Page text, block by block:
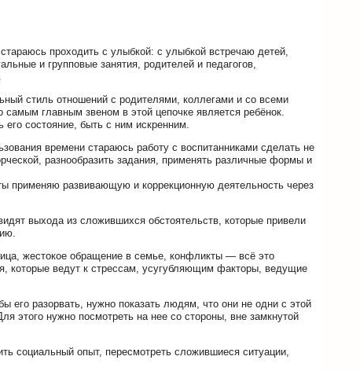
проходить с улыбкой: с улыбкой встречаю детей,
и групповые занятия, родителей и педагогов,
стиль отношений с родителями, коллегами и со всеми
главным звеном в этой цепочке является ребёнок.
его состояние, быть с ним искренним.
времени стараюсь работу с воспитанниками сделать не
разнообразить задания, применять различные формы и
применяю развивающую и коррекционную деятельность через
выхода из сложившихся обстоятельств, которые привели
жестокое обращение в семье, конфликты — всё это
которые ведут к стрессам, усугубляющим факторы, ведущие
его разорвать, нужно показать людям, что они не одни с этой
этого нужно посмотреть на нее со стороны, вне замкнутой
социальный опыт, пересмотреть сложившиеся ситуации,